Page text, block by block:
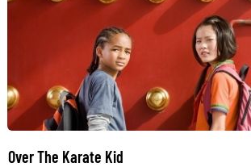
Over The Karate Kid